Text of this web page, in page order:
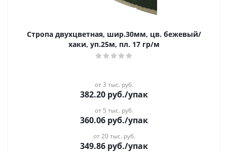
Стропа двухцветная, шир.30мм, цв. бежевый/
хаки, уп.25м, пл. 17 гр/м
от 3 тыс. руб.
382.20 руб./упак
от 5 тыс. руб.
360.06 руб./упак
от 20 тыс. руб.
349.86 руб./упак